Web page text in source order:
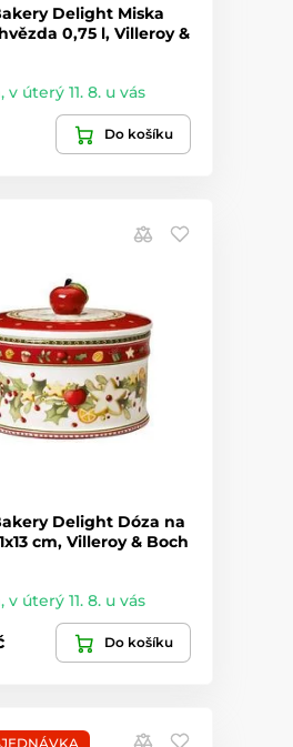
Delight Miska
0,75 l, Villeroy &
, v úterý 11. 8. u vás
Do košíku
Delight Dóza na
cm, Villeroy & Boch
, v úterý 11. 8. u vás
Do košíku